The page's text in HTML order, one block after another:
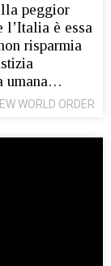
peggior
l’Italia è essa
risparmia
umana…
WORLD ORDER